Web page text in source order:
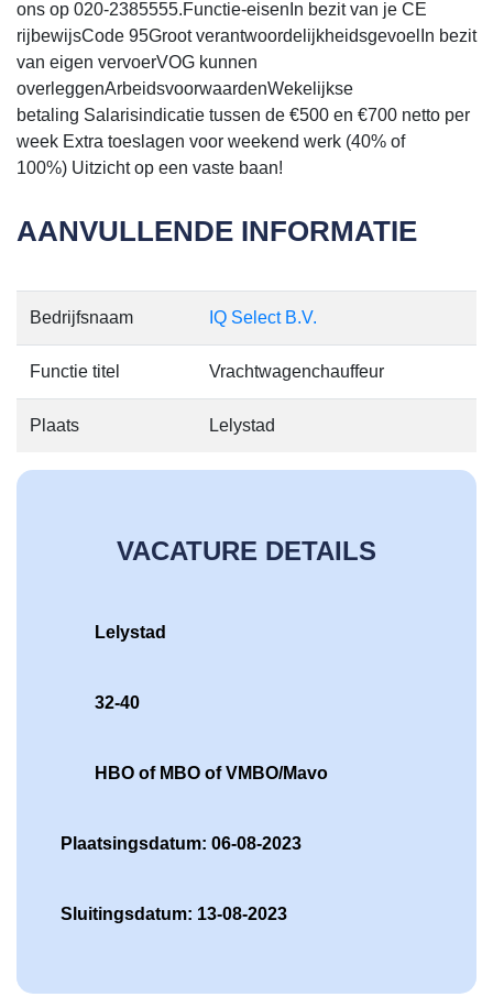
ons op 020-2385555.Functie-eisenIn bezit van je CE
rijbewijsCode 95Groot verantwoordelijkheidsgevoelIn bezit
van eigen vervoerVOG kunnen
overleggenArbeidsvoorwaardenWekelijkse
betaling Salarisindicatie tussen de €500 en €700 netto per
week Extra toeslagen voor weekend werk (40% of
100%) Uitzicht op een vaste baan!
AANVULLENDE INFORMATIE
Bedrijfsnaam IQ Select B.V.
Functie titel Vrachtwagenchauffeur
Plaats Lelystad
VACATURE DETAILS
Lelystad
32-40
HBO of MBO of VMBO/Mavo
Plaatsingsdatum: 06-08-2023
Sluitingsdatum: 13-08-2023